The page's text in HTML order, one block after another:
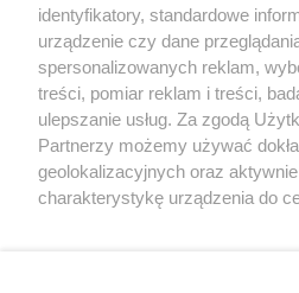
TENIS
Turniej WTA
Sznajder
identyfikatory, standardowe
urządzenie czy dane
spersonalizowanych reklam,
treści, pomiar reklam i treści,
ulepszanie usług. Za zgodą
Partnerzy możemy używać
geolokalizacyjnych oraz
charakterystykę urządzenia do